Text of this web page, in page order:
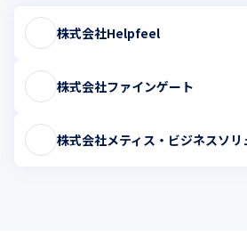
株式会社Helpfeel
株式会社ファインゲート
株式会社メティス・ビジネスソ